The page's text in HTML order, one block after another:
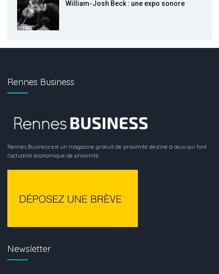
William-Josh Beck : une expo sonore
Rennes Business
Rennes Business est un magazine gratuit de proximité destiné à ceux qui font
l’actualité économique de proximité.
Newsletter